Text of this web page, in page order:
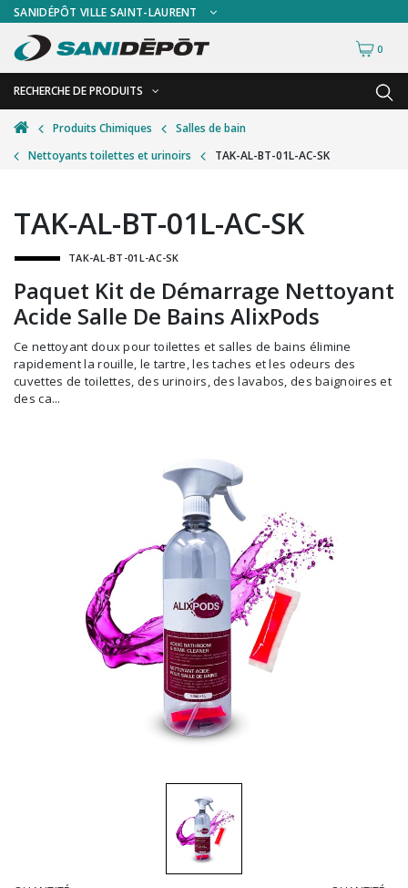
SANIDÉPÔT VILLE SAINT-LAURENT
0
RECHERCHE DE PRODUITS
RETOUR
Accessoires de sécurité
Accessoires pour le lavage de mur
Accessoires pour salles de bain
Alimentaire
Autres accessoires
Balais et porte-poussières
Bouteilles et vaporisateurs
Grattoirs, moutons et racloirs pour vitres/planchers
Guenilles et éponges
Hygiène personnelle
Microfibres et linges divers
Vadrouilles, manches et cadres
RETOUR
Gants
Plexiglas
Signalisations
Test de diagnostic
Thermomètre
Vêtements de sécurité
Produits Chimiques
Salles de bain
Nettoyants toilettes et urinoirs
TAK-AL-BT-01L-AC-SK
TAK-AL-BT-01L-AC-SK
TAK-AL-BT-01L-AC-SK
Paquet Kit de Démarrage Nettoyant
Acide Salle De Bains AlixPods
Ce nettoyant doux pour toilettes et salles de bains élimine
rapidement la rouille, le tartre, les taches et les odeurs des
cuvettes de toilettes, des urinoirs, des lavabos, des baignoires et
des ca...